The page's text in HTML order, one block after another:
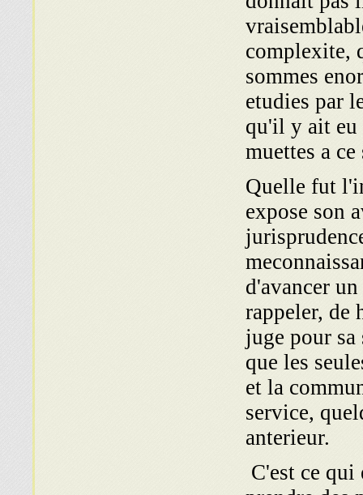
complexite,
sommes
etudies par
qu'il y ait eu
muettes a
Quelle fut
expose son
d'avancer
rappeler, de
juge pour sa
que les
et la
service,
anterieur.
C'est ce